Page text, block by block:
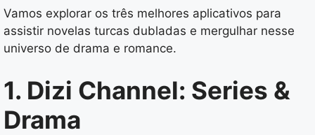
Vamos explorar os três melhores aplicativos para
assistir novelas turcas dubladas e mergulhar nesse
universo de drama e romance.
1. Dizi Channel: Series &
Drama